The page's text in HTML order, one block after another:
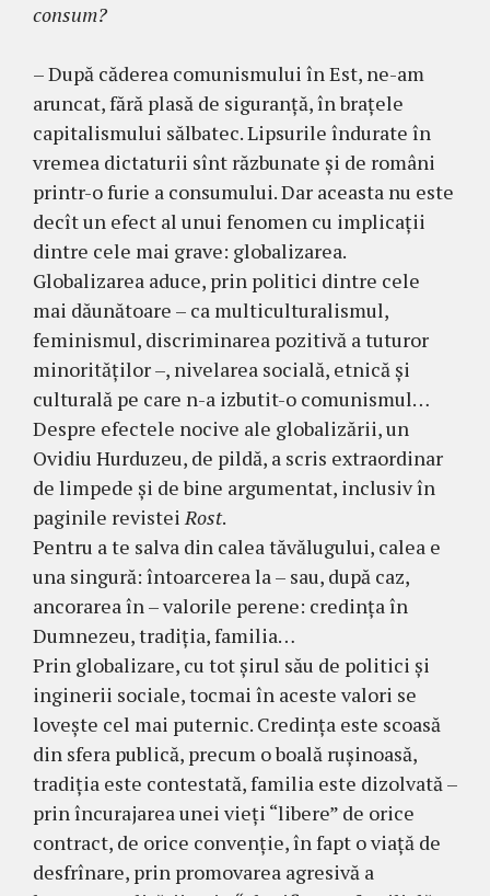
consum?
– După căderea comunismului în Est, ne-am
aruncat, fără plasă de siguranţă, în braţele
capitalismului sălbatec. Lipsurile îndurate în
vremea dictaturii sînt răzbunate şi de români
printr-o furie a consumului. Dar aceasta nu este
decît un efect al unui fenomen cu implicaţii
dintre cele mai grave: globalizarea.
Globalizarea aduce, prin politici dintre cele
mai dăunătoare – ca multiculturalismul,
feminismul, discriminarea pozitivă a tuturor
minorităţilor –, nivelarea socială, etnică şi
culturală pe care n-a izbutit-o comunismul…
Despre efectele nocive ale globalizării, un
Ovidiu Hurduzeu, de pildă, a scris extraordinar
de limpede şi de bine argumentat, inclusiv în
paginile revisteiRost.
Pentru a te salva din calea tăvălugului, calea e
una singură: întoarcerea la – sau, după caz,
ancorarea în – valorile perene: credinţa în
Dumnezeu, tradiţia, familia…
Prin globalizare, cu tot şirul său de politici şi
inginerii sociale, tocmai în aceste valori se
loveşte cel mai puternic. Credinţa este scoasă
din sfera publică, precum o boală ruşinoasă,
tradiţia este contestată, familia este dizolvată –
prin încurajarea unei vieţi “libere” de orice
contract, de orice convenţie, în fapt o viaţă de
desfrînare, prin promovarea agresivă a